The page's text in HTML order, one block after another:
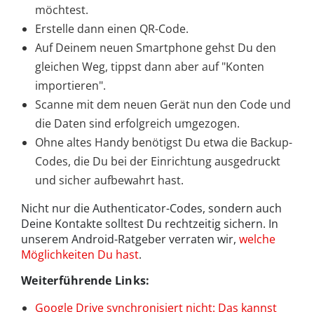
möchtest.
Erstelle dann einen QR-Code.
Auf Deinem neuen Smartphone gehst Du den
gleichen Weg, tippst dann aber auf "Konten
importieren".
Scanne mit dem neuen Gerät nun den Code und
die Daten sind erfolgreich umgezogen.
Ohne altes Handy benötigst Du etwa die Backup-
Codes, die Du bei der Einrichtung ausgedruckt
und sicher aufbewahrt hast.
Nicht nur die Authenticator-Codes, sondern auch
Deine Kontakte solltest Du rechtzeitig sichern. In
unserem Android-Ratgeber verraten wir, welche
Möglichkeiten Du hast.
Weiterführende Links:
Google Drive synchronisiert nicht: Das kannst